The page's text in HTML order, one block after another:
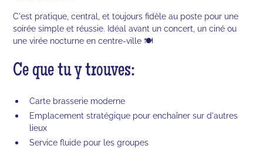
C'est pratique, central, et toujours fidèle au poste pour une
soirée simple et réussie. Idéal avant un concert, un ciné ou
une virée nocturne en centre-ville 🍽️
Ce que tu y trouves:
Carte brasserie moderne
Emplacement stratégique pour enchaîner sur d'autres
lieux
Service fluide pour les groupes